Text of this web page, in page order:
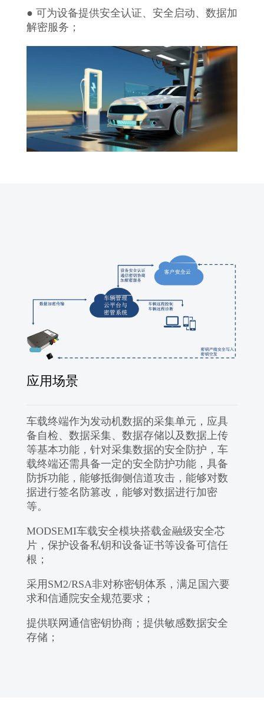
● 可为设备提供安全认证、安全启动、数据加
解密服务；
应用场景
车载终端作为发动机数据的采集单元，应具
备自检、数据采集、数据存储以及数据上传
等基本功能，针对采集数据的安全防护，车
载终端还需具备一定的安全防护功能，具备
防拆功能，能够抵御侧信道攻击，能够对数
据进行签名防篡改，能够对数据进行加密
等。
MODSEMI车载安全模块搭载金融级安全芯
片，保护设备私钥和设备证书等设备可信任
根；
采用SM2/RSA非对称密钥体系，满足国六要
求和信通院安全规范要求；
提供联网通信密钥协商；提供敏感数据安全
存储；